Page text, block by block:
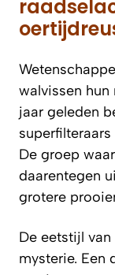
walvissen
jaar geleden
De groep
daarentegen
grotere
De eetstijl
mysterie. Een